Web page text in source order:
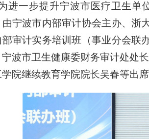
进一步提升宁波市医疗卫生单
由宁波市内部审计协会主办、浙
审计实务培训班（事业分会联
波市卫生健康委财务审计处处
院继续教育学院院长吴春等出席